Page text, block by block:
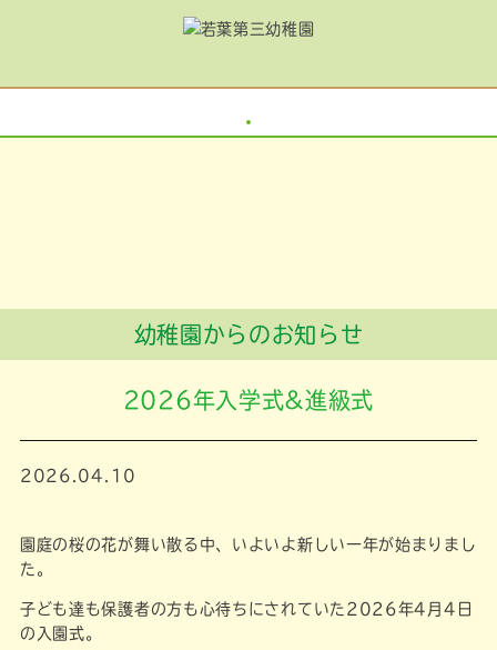
幼稚園からのお知らせ
2026年入学式&進級式
2026.04.10
園庭の桜の花が舞い散る中、いよいよ新しい一年が始まりまし
た。
子ども達も保護者の方も心待ちにされていた2026年4月4日
の入園式。